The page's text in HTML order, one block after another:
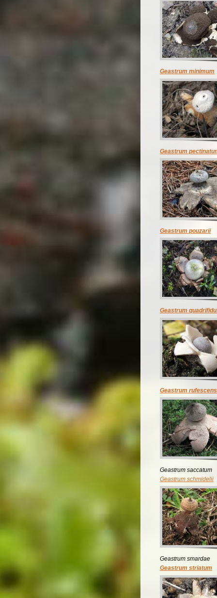
Geastrum minimum
Geastrum
Geastrum pouzarii
Geastrum
Geastrum rufescens
Geastrum saccatum
Geastrum schmidelii
Geastrum smardae
Geastrum striatum